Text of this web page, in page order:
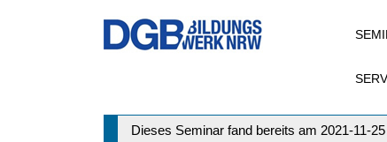
Statusmeldung
Dieses Seminar fand bereits am 2021-11-